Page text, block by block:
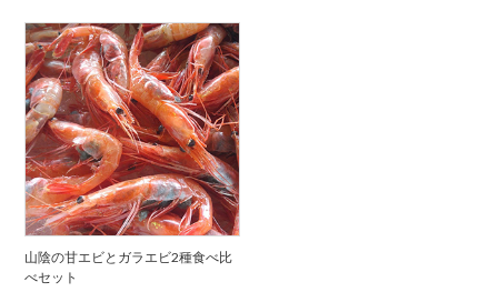
山陰の甘エビとガラエビ2種食べ比
べセット